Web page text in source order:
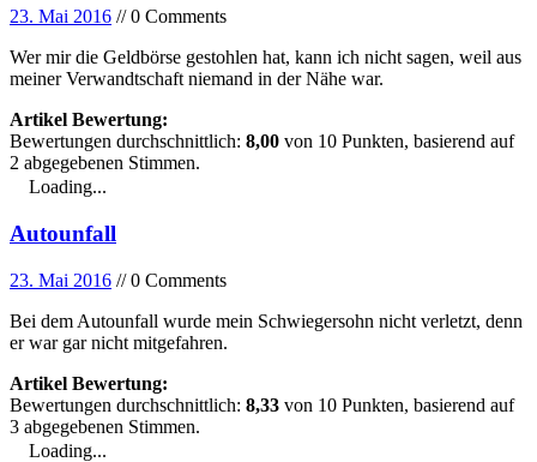
23. Mai 2016 // 0 Comments
Wer mir die Geldbörse gestohlen hat, kann ich nicht sagen, weil aus
meiner Verwandtschaft niemand in der Nähe war.
Artikel Bewertung:
Bewertungen durchschnittlich: 8,00 von 10 Punkten, basierend auf
2 abgegebenen Stimmen.
Loading...
Autounfall
23. Mai 2016 // 0 Comments
Bei dem Autounfall wurde mein Schwiegersohn nicht verletzt, denn
er war gar nicht mitgefahren.
Artikel Bewertung:
Bewertungen durchschnittlich: 8,33 von 10 Punkten, basierend auf
3 abgegebenen Stimmen.
Loading...